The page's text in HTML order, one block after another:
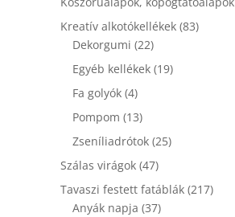
Kreatív alkotókellékek 8383
Dekorgumi 2222
termék
Egyéb kellékek 1919
Fa golyók 44
termék
Pompom 1313
termék
Zseníliadrótok 2525
Szálas virágok 4747
termék
Tavaszi festett fatáblák 217217
Anyák napja 3737